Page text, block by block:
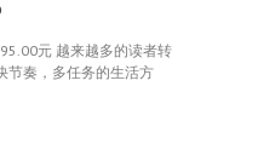
元 越来越多的读者转
节奏，多任务的生活方